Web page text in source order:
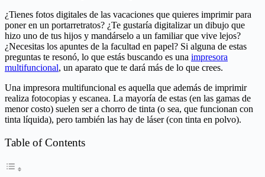
¿Tienes fotos digitales de las vacaciones que quieres imprimir para
poner en un portarretratos? ¿Te gustaría digitalizar un dibujo que
hizo uno de tus hijos y mandárselo a un familiar que vive lejos?
¿Necesitas los apuntes de la facultad en papel? Si alguna de estas
preguntas te resonó, lo que estás buscando es una impresora
multifuncional, un aparato que te dará más de lo que crees.
Una impresora multifuncional es aquella que además de imprimir
realiza fotocopias y escanea. La mayoría de estas (en las gamas de
menor costo) suelen ser a chorro de tinta (o sea, que funcionan con
tinta líquida), pero también las hay de láser (con tinta en polvo).
Table of Contents